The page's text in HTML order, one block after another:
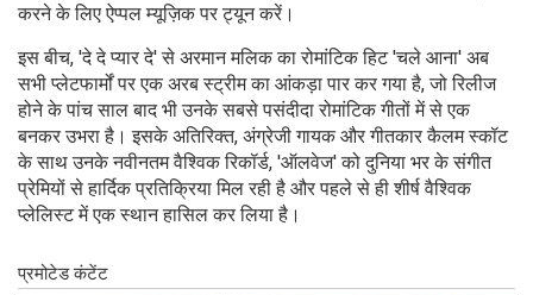
करने के लिए ऐप्पल म्यूज़िक पर ट्यून करें।
इस बीच, 'दे दे प्यार दे' से अरमान मलिक का रोमांटिक हिट 'चले आना' अब
सभी प्लेटफार्मों पर एक अरब स्ट्रीम का आंकड़ा पार कर गया है, जो रिलीज
होने के पांच साल बाद भी उनके सबसे पसंदीदा रोमांटिक गीतों में से एक
बनकर उभरा है। इसके अतिरिक्त, अंग्रेजी गायक और गीतकार कैलम स्कॉट
के साथ उनके नवीनतम वैश्विक रिकॉर्ड, 'ऑलवेज' को दुनिया भर के संगीत
प्रेमियों से हार्दिक प्रतिक्रिया मिल रही है और पहले से ही शीर्ष वैश्विक
प्लेलिस्ट में एक स्थान हासिल कर लिया है।